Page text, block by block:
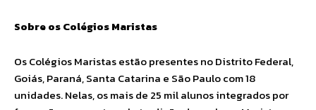
Sobre os Colégios Maristas
Os Colégios Maristas estão presentes no Distrito Federal,
Goiás, Paraná, Santa Catarina e São Paulo com 18
unidades. Nelas, os mais de 25 mil alunos integrados por